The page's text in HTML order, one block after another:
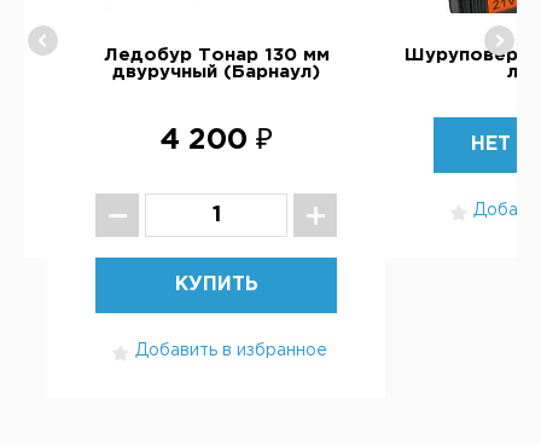
Ледобур Тонар 130 мм
двуручный (Барнаул)
4 200 ₽
КУПИТЬ
Добавить в избранное
Шуруповерт
НЕТ В